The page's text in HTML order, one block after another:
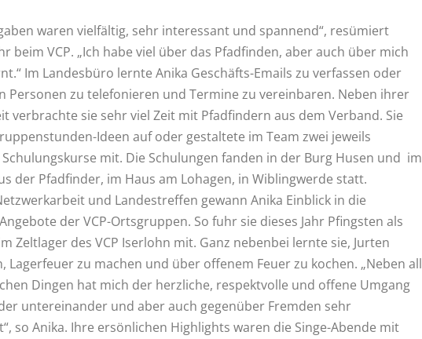
waren vielfältig, sehr interessant und spannend“, resümiert
beim VCP. „Ich habe viel über das Pfadfinden, aber auch über mich
Im Landesbüro lernte Anika Geschäfts-Emails zu verfassen oder
Personen zu telefonieren und Termine zu vereinbaren. Neben ihrer
verbrachte sie sehr viel Zeit mit Pfadfindern aus dem Verband. Sie
Ideen auf oder gestaltete im Team zwei jeweils
mit. Die Schulungen fanden in der Burg Husen und im
der Pfadfinder, im Haus am Lohagen, in Wiblingwerde statt.
und Landestreffen gewann Anika Einblick in die
der VCP-Ortsgruppen. So fuhr sie dieses Jahr Pfingsten als
Zeltlager des VCP Iserlohn mit. Ganz nebenbei lernte sie, Jurten
Lagerfeuer zu machen und über offenem Feuer zu kochen. „Neben all
Dingen hat mich der herzliche, respektvolle und offene Umgang
untereinander und aber auch gegenüber Fremden sehr
so Anika. Ihre ersönlichen Highlights waren die Singe-Abende mit